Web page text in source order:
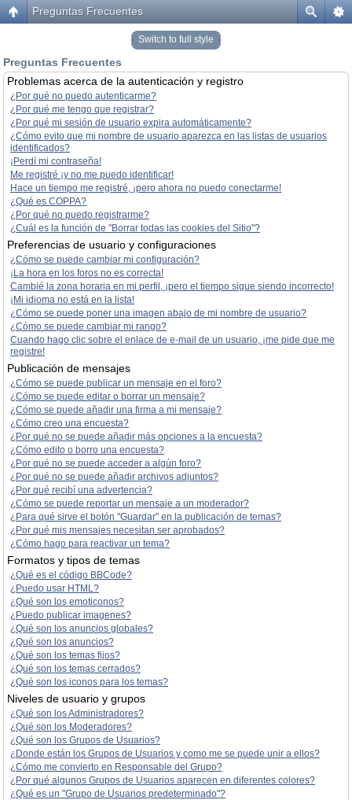
Preguntas Frecuentes
Switch to full style
Preguntas Frecuentes
Problemas acerca de la autenticación y registro
¿Por qué no puedo autenticarme?
¿Por qué me tengo que registrar?
¿Por qué mi sesión de usuario expira automáticamente?
¿Cómo evito que mi nombre de usuario aparezca en las listas de usuarios
identificados?
¡Perdí mi contraseña!
Me registré ¡y no me puedo identificar!
Hace un tiempo me registré, ¡pero ahora no puedo conectarme!
¿Qué es COPPA?
¿Por qué no puedo registrarme?
¿Cuál es la función de "Borrar todas las cookies del Sitio"?
Preferencias de usuario y configuraciones
¿Cómo se puede cambiar mi configuración?
¡La hora en los foros no es correcta!
Cambié la zona horaria en mi perfil, ¡pero el tiempo sigue siendo incorrecto!
¡Mi idioma no está en la lista!
¿Cómo se puede poner una imagen abajo de mi nombre de usuario?
¿Cómo se puede cambiar mi rango?
Cuando hago clic sobre el enlace de e-mail de un usuario, ¡me pide que me
registre!
Publicación de mensajes
¿Cómo se puede publicar un mensaje en el foro?
¿Cómo se puede editar o borrar un mensaje?
¿Cómo se puede añadir una firma a mi mensaje?
¿Cómo creo una encuesta?
¿Por qué no se puede añadir más opciones a la encuesta?
¿Cómo edito o borro una encuesta?
¿Por qué no se puede acceder a algún foro?
¿Por qué no se puede añadir archivos adjuntos?
¿Por qué recibí una advertencia?
¿Cómo se puede reportar un mensaje a un moderador?
¿Para qué sirve el botón "Guardar" en la publicación de temas?
¿Por qué mis mensajes necesitan ser aprobados?
¿Cómo hago para reactivar un tema?
Formatos y tipos de temas
¿Qué es el código BBCode?
¿Puedo usar HTML?
¿Qué son los emoticonos?
¿Puedo publicar imagenes?
¿Qué son los anuncios globales?
¿Qué son los anuncios?
¿Qué son los temas fijos?
¿Qué son los temas cerrados?
¿Qué son los iconos para los temas?
Niveles de usuario y grupos
¿Qué son los Administradores?
¿Qué son los Moderadores?
¿Qué son los Grupos de Usuarios?
¿Donde están los Grupos de Usuarios y como me se puede unir a ellos?
¿Cómo me convierto en Responsable del Grupo?
¿Por qué algunos Grupos de Usuarios aparecen en diferentes colores?
¿Qué es un "Grupo de Usuarios predeterminado"?